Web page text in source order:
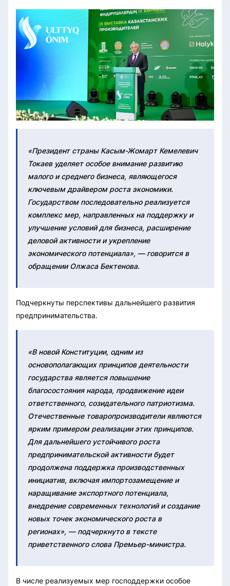
«Президент страны Касым-Жомарт Кемелевич
Токаев уделяет особое внимание развитию
малого и среднего бизнеса, являющегося
ключевым драйвером роста экономики.
Государством последовательно реализуется
комплекс мер, направленных на поддержку и
улучшение условий для бизнеса, расширение
деловой активности и укрепление
экономического потенциала», — говорится в
обращении Олжаса Бектенова.
Подчеркнуты перспективы дальнейшего развития
предпринимательства.
«В новой Конституции, одним из
основополагающих принципов деятельности
государства является повышение
благосостояния народа, продвижение идеи
ответственного, созидательного патриотизма.
Отечественные товаропроизводители являются
ярким примером реализации этих принципов.
Для дальнейшего устойчивого роста
предпринимательской активности будет
продолжена поддержка производственных
инициатив, включая импортозамещение и
наращивание экспортного потенциала,
внедрение современных технологий и создание
новых точек экономического роста в
регионах», — подчеркнуто в тексте
приветственного слова Премьер-министра.
В числе реализуемых мер господдержки особое